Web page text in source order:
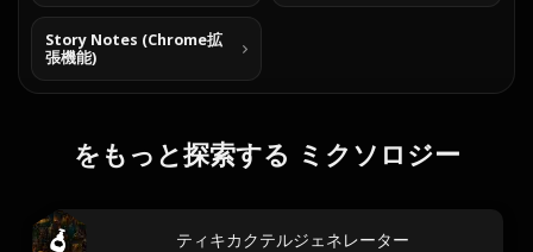
Story Notes (Chrome拡
張機能)
をもっと探索する ミクソロジー
ティキカクテルジェネレーター